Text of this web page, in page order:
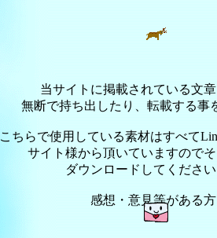
当サイトに掲載されている文
無断で持ち出したり、転載する事
こちらで使用している素材はすべて
サイト様から頂いていますので
ダウンロードしてくださ
感想・意見等がある